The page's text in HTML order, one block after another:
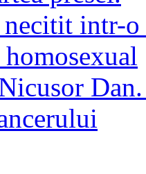
necitit intr-